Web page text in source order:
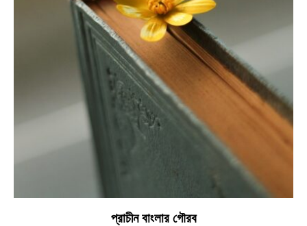
প্রাচীন বাংলার গৌরব